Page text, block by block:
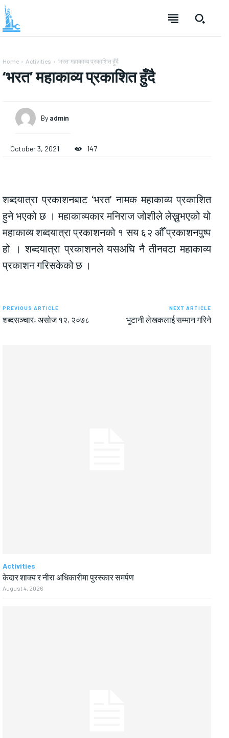
Home Activities ‘भरत’ महाकाव्य प्रकाशित हुँदै
‘भरत’ महाकाव्य प्रकाशित हुँदै
By admin
October 3, 2021 147
शब्दयात्रा प्रकाशनबाट ‘भरत’ नामक महाकाव्य प्रकाशित
हुने भएको छ । महाकाव्यकार मनिराज जोशीले लेख्नुभएको यो
महाकाव्य शब्दयात्रा प्रकाशनको १ सय ६२ औँ प्रकाशनपुष्प
हो । शब्दयात्रा प्रकाशनले यसअघि नै तीनवटा महाकाव्य
प्रकाशन गरिसकेको छ ।
PREVIOUS ARTICLE
शब्दसञ्चारः असोज १२, २०७८
NEXT ARTICLE
भुटानी लेखकलाई सम्मान गरिने
Activities
केदार शाक्य र नीरा अधिकारीमा पुरस्कार समर्पण
August 4, 2026